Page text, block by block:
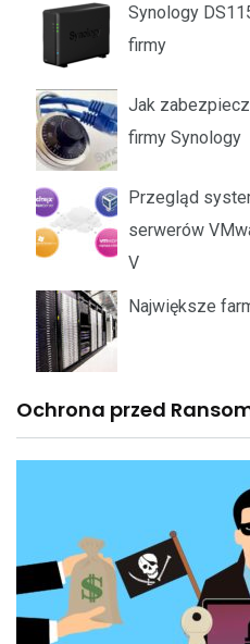
Synology
firmy
Jak
firmy Synology
Przegląd
serwerów
V
Największe
Ochrona przed